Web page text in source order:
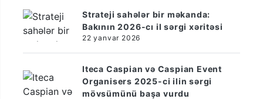
Strateji sahələr bir məkanda:
Bakının 2026-cı il sərgi xəritəsi
22 yanvar 2026
Iteca Caspian və Caspian Event
Organisers 2025-ci ilin sərgi
mövsümünü başa vurdu